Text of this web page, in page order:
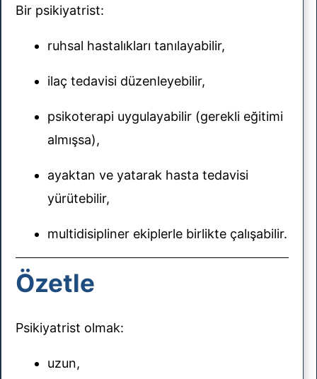
Bir psikiyatrist:
ruhsal hastalıkları tanılayabilir,
ilaç tedavisi düzenleyebilir,
psikoterapi uygulayabilir (gerekli eğitimi
almışsa),
ayaktan ve yatarak hasta tedavisi
yürütebilir,
multidisipliner ekiplerle birlikte çalışabilir.
Özetle
Psikiyatrist olmak:
uzun,